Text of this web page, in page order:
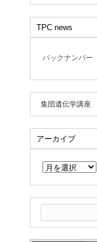
TPC news
バックナンバー
集団遺伝学講座
アーカイブ
イ
ブ
索: